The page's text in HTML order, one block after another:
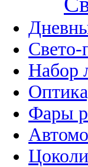
Свето-
Набор
Фары